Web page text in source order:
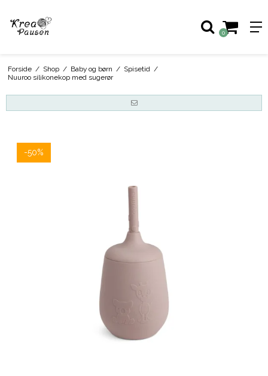
0
Forside / Shop / Baby og børn / Spisetid /
Nuuroo silikonekop med sugerør
-50%